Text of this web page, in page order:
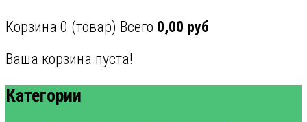
Корзина 0 (товар) Всего 0,00 руб
Ваша корзина пуста!
Категории